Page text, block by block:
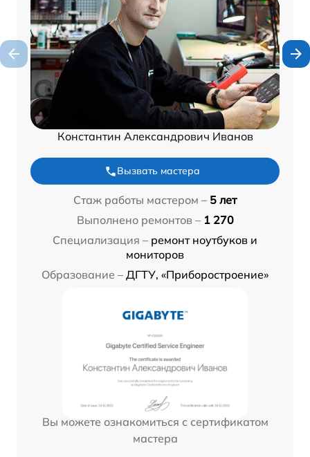
Константин Александрович Иванов
Вызвать мастера
Стаж работы мастером – 5 лет
Выполнено ремонтов – 1 270
Специализация – ремонт ноутбуков и
мониторов
Образование – ДГТУ, «Приборостроение»
Вы можете ознакомиться с сертификатом
мастера